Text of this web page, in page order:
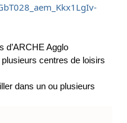
d’ARCHE Agglo
centres de loisirs
dans un ou plusieurs